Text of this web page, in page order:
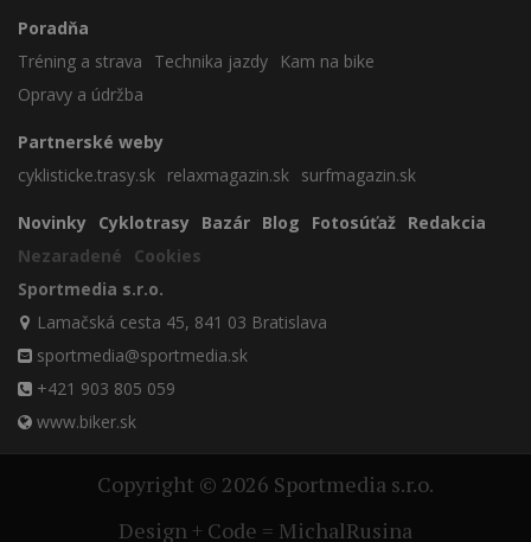
Poradňa
Tréning a strava
Technika jazdy
Kam na bike
Opravy a údržba
Partnerské weby
cyklisticke.trasy.sk relaxmagazin.sk surfmagazin.sk
Novinky Cyklotrasy Bazár Blog Fotosúťaž Redakcia
Nezaradené
Cookies
Sportmedia s.r.o.
Lamačská cesta 45, 841 03 Bratislava
sportmedia@sportmedia.sk
+421 903 805 059
www.biker.sk
Copyright © 2026 Sportmedia s.r.o.
Design + Code = MichalRusina